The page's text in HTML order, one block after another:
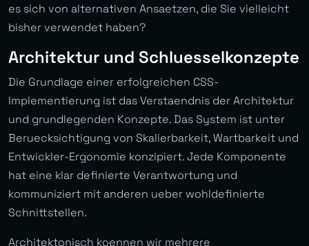
es sich von alternativen Ansaetzen, die Sie vielleicht
bisher verwendet haben?
Architektur und Schluesselkonzepte
Die Grundlage einer erfolgreichen CSS-
Implementierung ist das Verstaendnis der Architektur
und grundlegenden Konzepte. Das System ist unter
Beruecksichtigung von Skalierbarkeit, Wartbarkeit und
Entwickler-Ergonomie konzipiert. Jede Komponente
hat eine klar definierte Verantwortung und
kommuniziert mit anderen ueber wohldefinierte
Schnittstellen.
Architektonisch koennen wir mehrere